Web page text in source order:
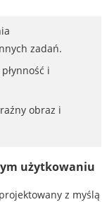
zadań.
i
obraz i
użytkowaniu
z myślą